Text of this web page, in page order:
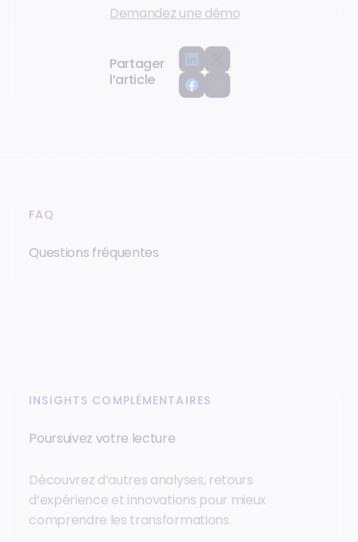
Demandez une démo
Partager
l’article
FAQ
Questions fréquentes
INSIGHTS COMPLÉMENTAIRES
Poursuivez votre lecture
Découvrez d’autres analyses, retours
d’expérience et innovations pour mieux
comprendre les transformations.